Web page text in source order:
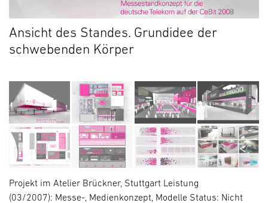
Ansicht des Standes. Grundidee der
schwebenden Körper
Projekt im Atelier Brückner, Stuttgart Leistung
(03/2007): Messe-, Medienkonzept, Modelle Status: Nicht